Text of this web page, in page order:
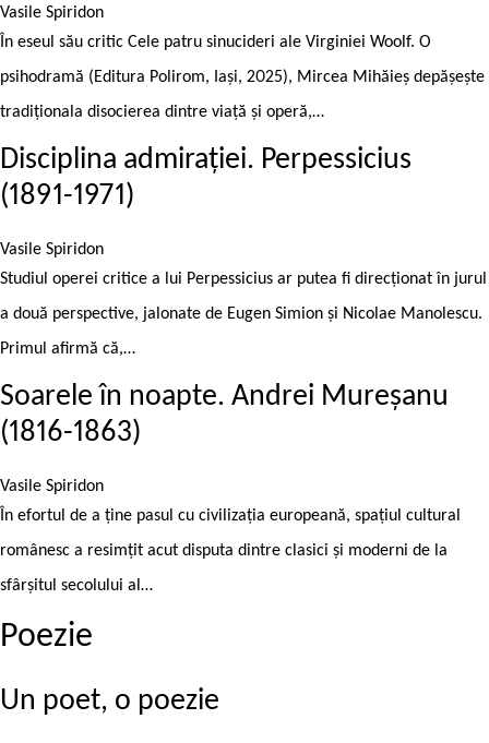
Vasile Spiridon
În eseul său critic Cele patru sinucideri ale Virginiei Woolf. O
psihodramă (Editura Polirom, Iași, 2025), Mircea Mihăieș depășește
tradiționala disocierea dintre viață și operă,…
Disciplina admirației. Perpessicius
(1891-1971)
Vasile Spiridon
Studiul operei critice a lui Perpessicius ar putea fi direcționat în jurul
a două perspective, jalonate de Eugen Simion și Nicolae Manolescu.
Primul afirmă că,…
Soarele în noapte. Andrei Mureșanu
(1816-1863)
Vasile Spiridon
În efortul de a ține pasul cu civilizația europeană, spațiul cultural
românesc a resimțit acut disputa dintre clasici și moderni de la
sfârșitul secolului al…
Poezie
Un poet, o poezie